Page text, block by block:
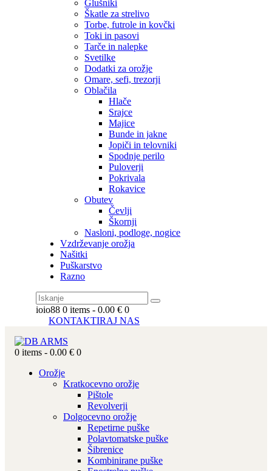
Glušniki
Škatle za strelivo
Torbe, futrole in kovčki
Toki in pasovi
Tarče in nalepke
Svetilke
Dodatki za orožje
Omare, sefi, trezorji
Oblačila
Hlače
Srajce
Majice
Bunde in jakne
Jopiči in telovniki
Spodnje perilo
Puloverji
Pokrivala
Rokavice
Obutev
Čevlji
Škornji
Nasloni, podloge, nogice
Vzdrževanje orožja
Našitki
Puškarstvo
Razno
ioio88 0 items -0.00 € 0
KONTAKTIRAJ NAS
0 items - 0.00 € 0
Orožje
Kratkocevno orožje
Pištole
Revolverji
Dolgocevno orožje
Repetirne puške
Polavtomatske puške
Šibrenice
Kombinirane puške